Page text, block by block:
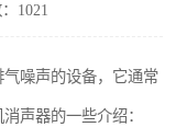
1021
噪声的设备，它通常
声器的一些介绍：